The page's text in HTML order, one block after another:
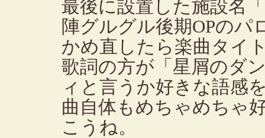
最後に設置した施設名
陣グルグル後期OPの
かめ直したら楽曲タイ
歌詞の方が「星屑のダ
ィと言うか好きな語感
曲自体もめちゃめちゃ
こうね。